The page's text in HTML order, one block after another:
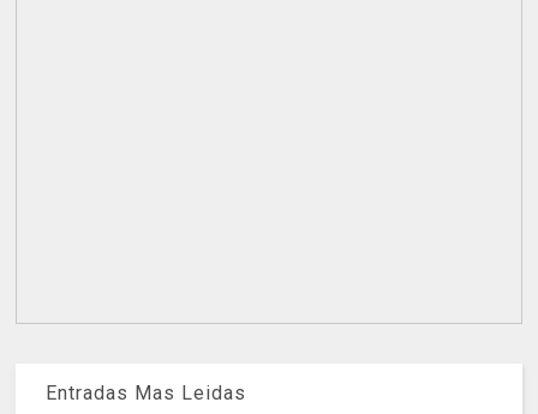
Entradas Mas Leidas